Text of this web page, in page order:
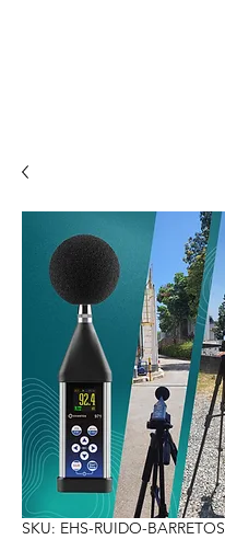
SKU: EHS-RUIDO-BARRETOS